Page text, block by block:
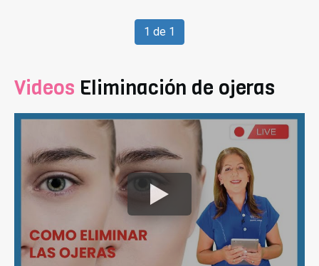
1 de 1
Videos Eliminación de ojeras